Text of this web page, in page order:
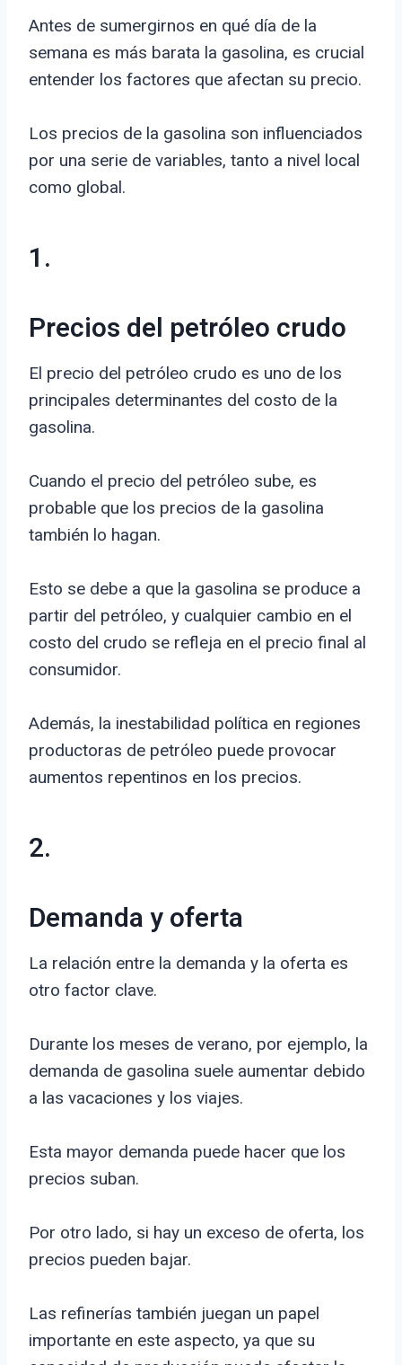
Antes de sumergirnos en qué día de la
semana es más barata la gasolina, es crucial
entender los factores que afectan su precio.
Los precios de la gasolina son influenciados
por una serie de variables, tanto a nivel local
como global.
1.
Precios del petróleo crudo
El precio del petróleo crudo es uno de los
principales determinantes del costo de la
gasolina.
Cuando el precio del petróleo sube, es
probable que los precios de la gasolina
también lo hagan.
Esto se debe a que la gasolina se produce a
partir del petróleo, y cualquier cambio en el
costo del crudo se refleja en el precio final al
consumidor.
Además, la inestabilidad política en regiones
productoras de petróleo puede provocar
aumentos repentinos en los precios.
2.
Demanda y oferta
La relación entre la demanda y la oferta es
otro factor clave.
Durante los meses de verano, por ejemplo, la
demanda de gasolina suele aumentar debido
a las vacaciones y los viajes.
Esta mayor demanda puede hacer que los
precios suban.
Por otro lado, si hay un exceso de oferta, los
precios pueden bajar.
Las refinerías también juegan un papel
importante en este aspecto, ya que su